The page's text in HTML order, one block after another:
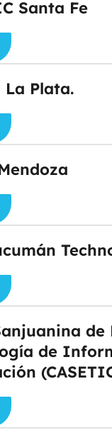
Santa Fe
Plata.
de
de